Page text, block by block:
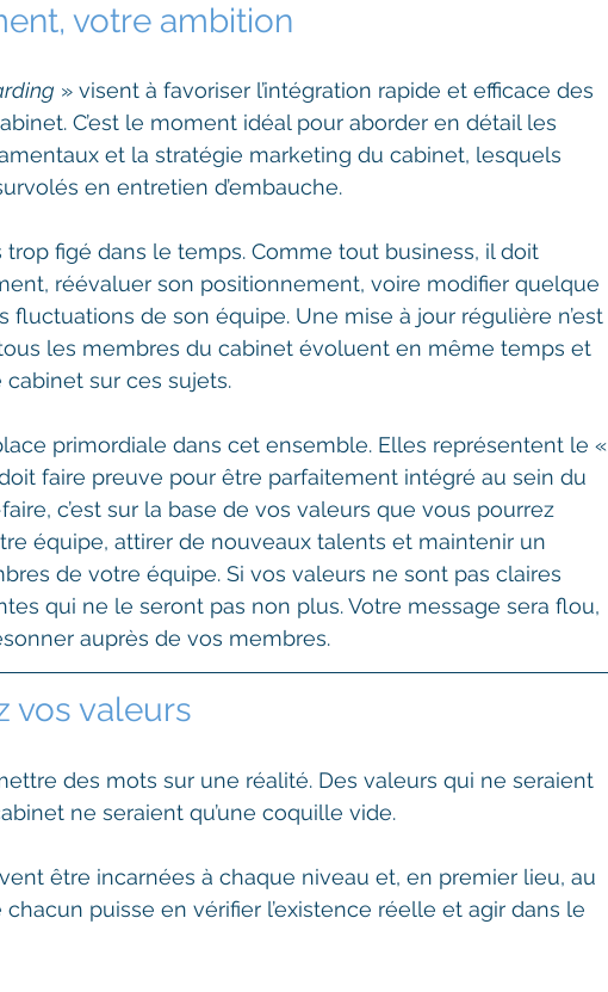
votre ambition
» visent à favoriser l’intégration rapide et efficace des
C’est le moment idéal pour aborder en détail les
et la stratégie marketing du cabinet, lesquels
en entretien d’embauche.
figé dans le temps. Comme tout business, il doit
réévaluer son positionnement, voire modifier quelque
fluctuations de son équipe. Une mise à jour régulière n’est
les membres du cabinet évoluent en même temps et
sur ces sujets.
primordiale dans cet ensemble. Elles représentent le «
faire preuve pour être parfaitement intégré au sein du
c’est sur la base de vos valeurs que vous pourrez
équipe, attirer de nouveaux talents et maintenir un
de votre équipe. Si vos valeurs ne sont pas claires
qui ne le seront pas non plus. Votre message sera flou,
auprès de vos membres.
vos valeurs
des mots sur une réalité. Des valeurs qui ne seraient
ne seraient qu’une coquille vide.
être incarnées à chaque niveau et, en premier lieu, au
puisse en vérifier l’existence réelle et agir dans le